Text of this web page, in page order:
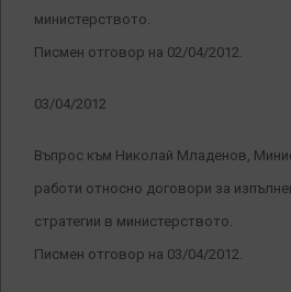
министерството.
Писмен отговор на 02/04/2012.
03/04/2012
Въпрос към Николай Младенов,
работи относно договори за
стратегии в министерството.
Писмен отговор на 03/04/2012.